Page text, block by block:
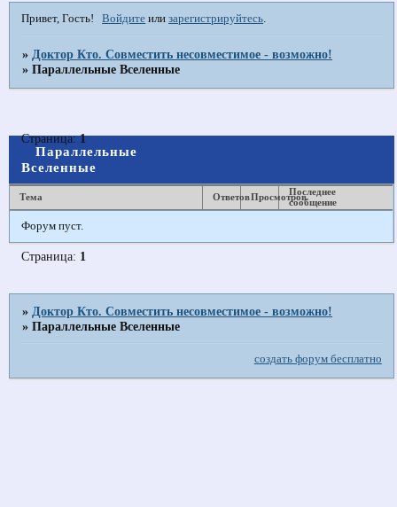
Привет, Гость! Войдите илизарегистрируйтесь
»Доктор Кто. Совместить несовместимое - возможно!
»Параллельные Вселенные
Параллельные
Вселенные
Страница:1
Тема ОтветовПросмотровПоследнее
сообщение
Форум пуст.
Страница: 1
» Доктор Кто. Совместить несовместимое - возможно!
»Параллельные Вселенные
создать форум бесплатно